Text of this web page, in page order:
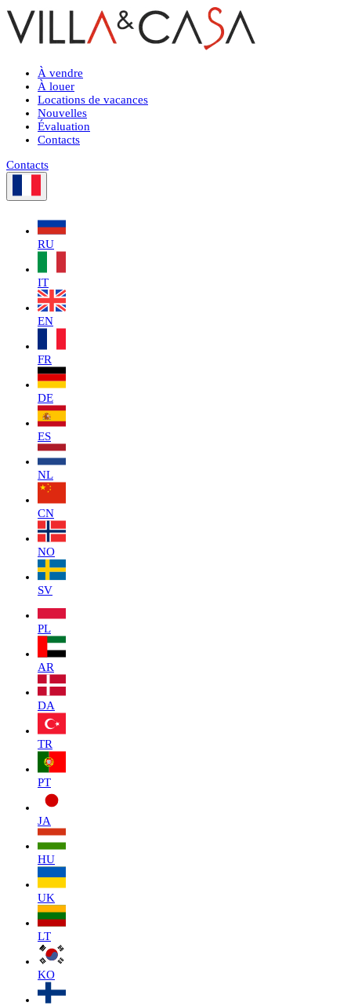
À vendre
À louer
Locations de vacances
Nouvelles
Évaluation
Contacts
Contacts
RU
IT
EN
FR
DE
ES
NL
CN
NO
SV
PL
AR
DA
TR
PT
JA
HU
UK
LT
KO